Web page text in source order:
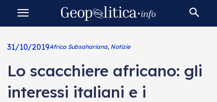
31/10/2019Africa Subsahariana, Notizie
Lo scacchiere africano: gli
interessi italiani e i